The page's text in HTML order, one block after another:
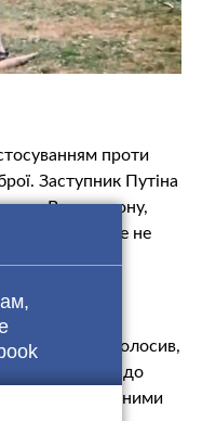
проти
Заступник Путіна
по Вашингтону,
що Кремль вже не
ЗС РФ оголосив,
підготовку до
із ракетними